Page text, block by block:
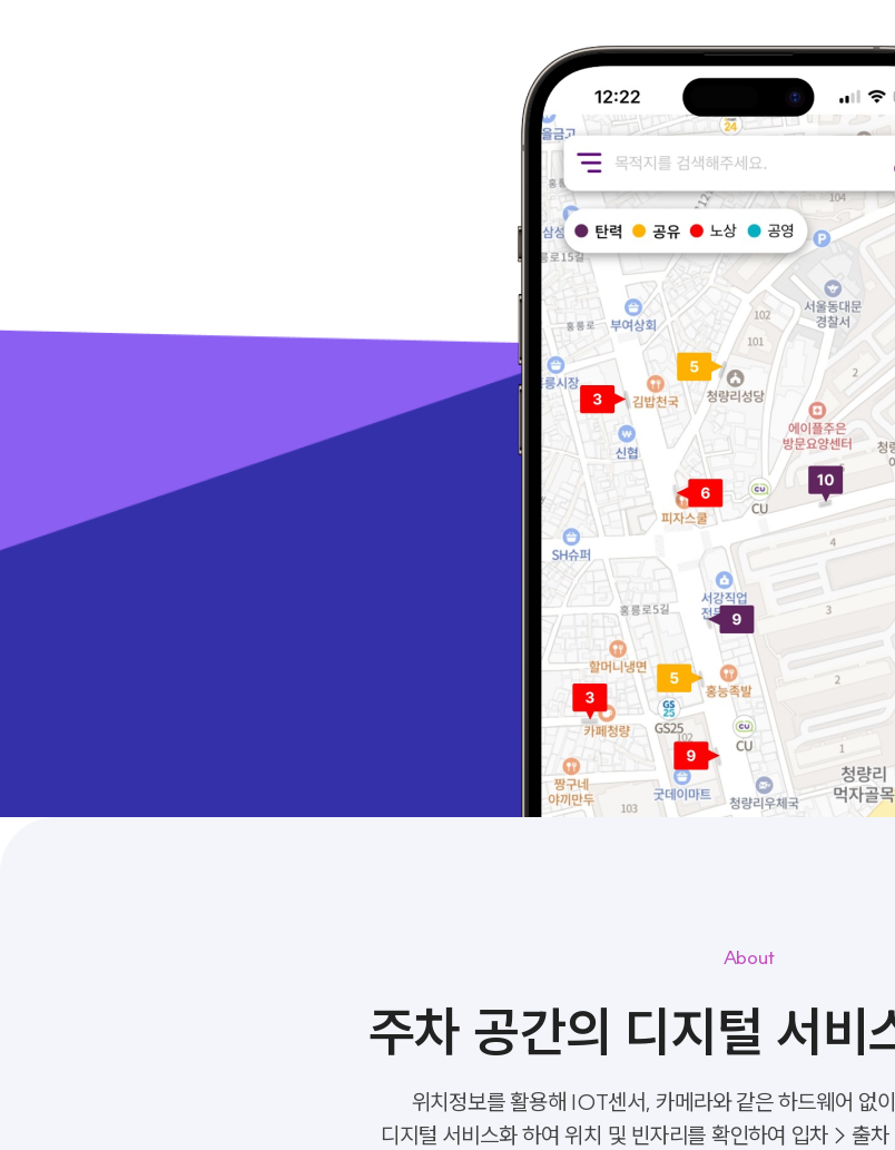
About
주차 공간의 디지털 서비
위치정보를 활용해 IOT센서, 카메라와 같은 하드웨어 없
디지털 서비스화 하여 위치 및 빈자리를 확인하여 입차 > 출